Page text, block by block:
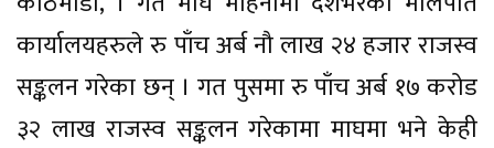
कार्यालयहरुले रु पाँच अर्ब नौ लाख २४ हजार राजस्व
सङ्कलन गरेका छन् । गत पुसमा रु पाँच अर्ब १७ करोड
३२ लाख राजस्व सङ्कलन गरेकामा माघमा भने केही